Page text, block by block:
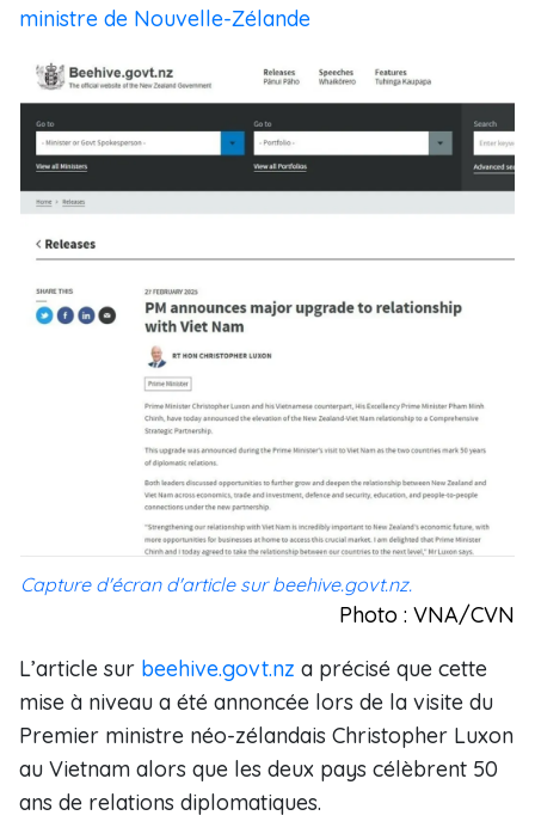
ministre de Nouvelle-Zélande
Capture d'écran d'article sur beehive.govt.nz.
Photo : VNA/CVN
L’article sur beehive.govt.nz a précisé que cette
mise à niveau a été annoncée lors de la visite du
Premier ministre néo-zélandais Christopher Luxon
au Vietnam alors que les deux pays célèbrent 50
ans de relations diplomatiques.